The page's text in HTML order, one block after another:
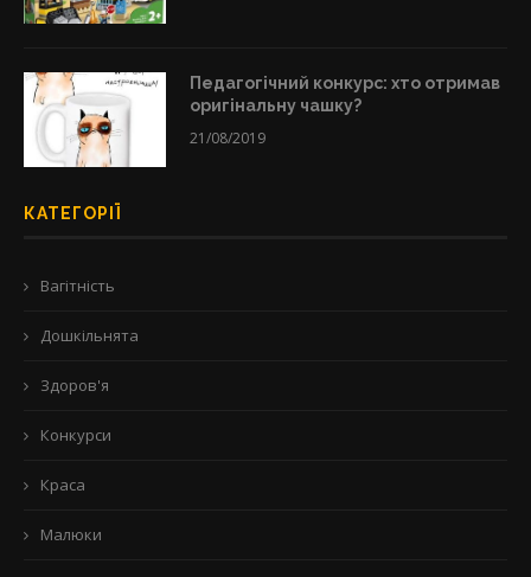
Педагогічний конкурс: хто отримав
оригінальну чашку?
21/08/2019
КАТЕГОРІЇ
Вагітність
Дошкільнята
Здоров'я
Конкурси
Краса
Малюки